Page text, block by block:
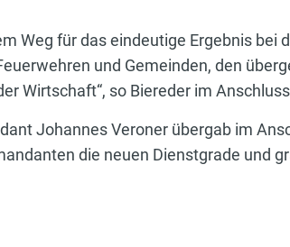
Weg für das eindeutige Ergebnis bei
und Gemeinden, den
Wirtschaft“, so Biereder im
Johannes Veroner übergab im
die neuen Dienstgrade und